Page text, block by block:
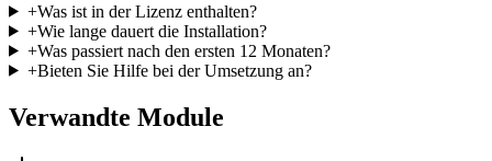
+Was ist in der Lizenz enthalten?
+Wie lange dauert die Installation?
+Was passiert nach den ersten 12 Monaten?
+Bieten Sie Hilfe bei der Umsetzung an?
Verwandte Module